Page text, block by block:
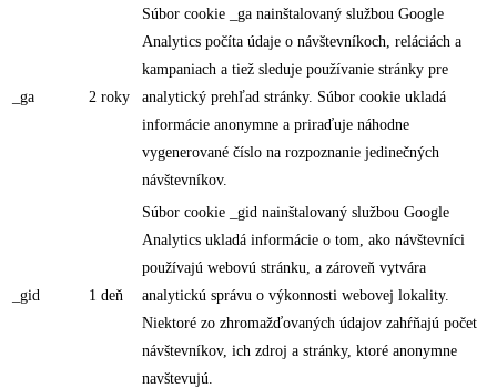
_ga 2 roky
Súbor cookie _ga nainštalovaný službou Google
Analytics počíta údaje o návštevníkoch, reláciách a
kampaniach a tiež sleduje používanie stránky pre
analytický prehľad stránky. Súbor cookie ukladá
informácie anonymne a priraďuje náhodne
vygenerované číslo na rozpoznanie jedinečných
návštevníkov.
_gid 1 deň
Súbor cookie _gid nainštalovaný službou Google
Analytics ukladá informácie o tom, ako návštevníci
používajú webovú stránku, a zároveň vytvára
analytickú správu o výkonnosti webovej lokality.
Niektoré zo zhromažďovaných údajov zahŕňajú počet
návštevníkov, ich zdroj a stránky, ktoré anonymne
navštevujú.